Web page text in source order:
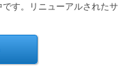
す。リニューアルされたサ